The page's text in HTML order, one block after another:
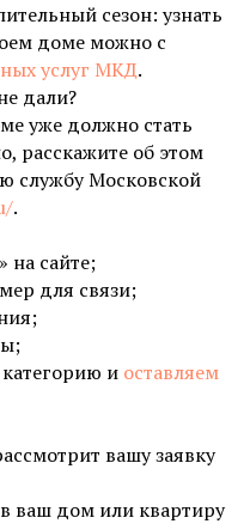
сезон: узнать
доме можно с
услуг МКД.
дали?
уже должно стать
расскажите об этом
службу Московской
.
на сайте;
для связи;
и оставляем
вашу заявку
ваш дом или квартиру